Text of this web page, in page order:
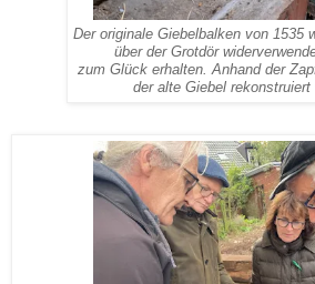
Der originale Giebelbalken von 1535
über der Grotdör
zum Glück erhalten. Anhand der
der alte Giebel rekonstruiert